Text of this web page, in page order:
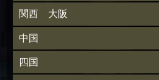
関西 大阪
中国
四国